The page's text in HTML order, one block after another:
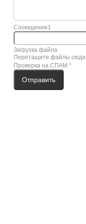
Сооющение1
Загрузка файла
Перетащите файлы сюда
Проверка на СПАМ *
Отправить